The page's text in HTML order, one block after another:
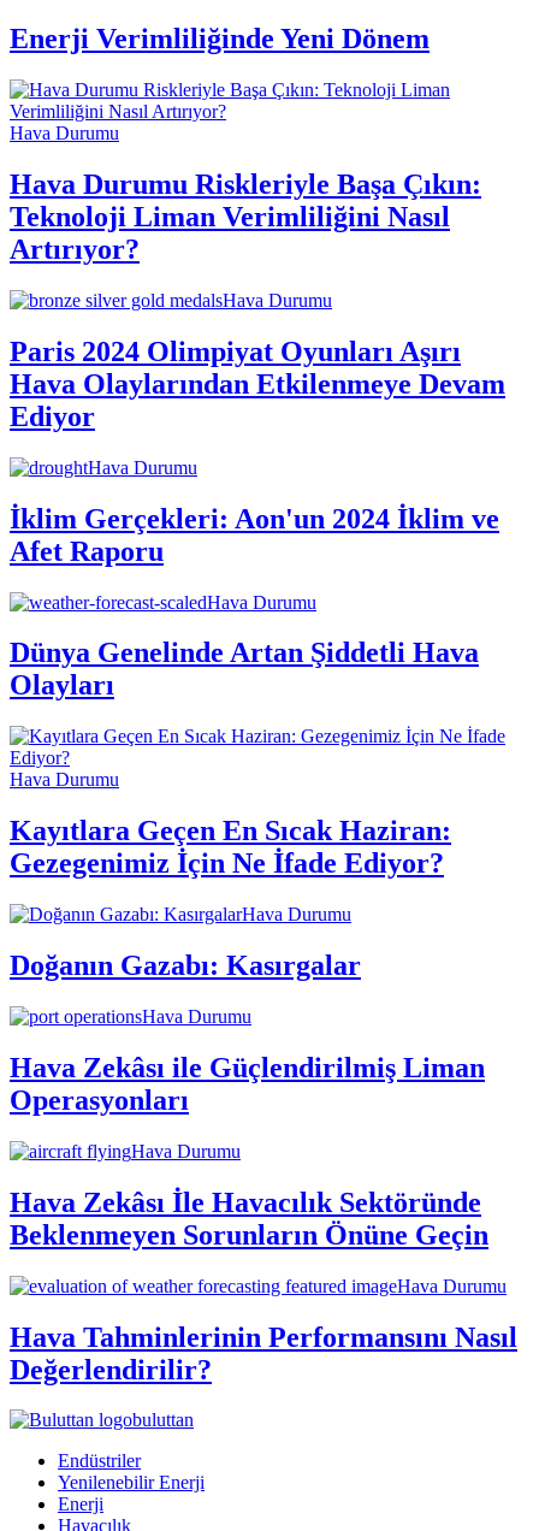
Enerji Verimliliğinde Yeni Dönem
Hava Durumu
Hava Durumu Riskleriyle Başa Çıkın:
Teknoloji Liman Verimliliğini Nasıl
Artırıyor?
Hava Durumu
Paris 2024 Olimpiyat Oyunları Aşırı
Hava Olaylarından Etkilenmeye Devam
Ediyor
Hava Durumu
İklim Gerçekleri: Aon'un 2024 İklim ve
Afet Raporu
Hava Durumu
Dünya Genelinde Artan Şiddetli Hava
Olayları
Hava Durumu
Kayıtlara Geçen En Sıcak Haziran:
Gezegenimiz İçin Ne İfade Ediyor?
Hava Durumu
Doğanın Gazabı: Kasırgalar
Hava Durumu
Hava Zekâsı ile Güçlendirilmiş Liman
Operasyonları
Hava Durumu
Hava Zekâsı İle Havacılık Sektöründe
Beklenmeyen Sorunların Önüne Geçin
Hava Durumu
Hava Tahminlerinin Performansını Nasıl
Değerlendirilir?
buluttan
Endüstriler
Yenilenebilir Enerji
Enerji
Havacılık